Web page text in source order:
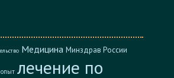
Медицина Минздрав России
лечение по